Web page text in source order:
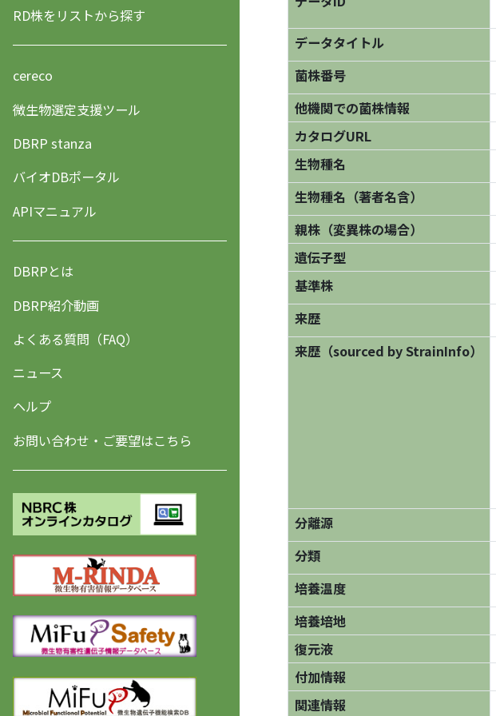
RD株をリストから探す
cereco
微生物選定支援ツール
DBRP stanza
バイオDBポータル
APIマニュアル
DBRPとは
DBRP紹介動画
よくある質問（FAQ）
ニュース
ヘルプ
お問い合わせ・ご要望はこちら
データタイトル
菌株番号
他機関での菌株情報
カタログURL
生物種名
生物種名（著者名含）
親株（変異株の場合）
遺伝子型
基準株
来歴
来歴（sourced by StrainInfo）
分離源
分類
培養温度
培養培地
復元液
付加情報
関連情報